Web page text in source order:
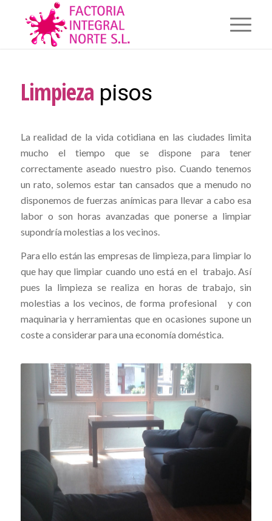
Limpieza pisos
La realidad de la vida cotidiana en las ciudades limita
mucho el tiempo que se dispone para tener
correctamente aseado nuestro piso. Cuando tenemos
un rato, solemos estar tan cansados que a menudo no
disponemos de fuerzas anímicas para llevar a cabo esa
labor o son horas avanzadas que ponerse a limpiar
supondría molestias a los vecinos.
Para ello están las empresas de limpieza, para limpiar lo
que hay que limpiar cuando uno está en el trabajo. Así
pues la limpieza se realiza en horas de trabajo, sin
molestias a los vecinos, de forma profesional y con
maquinaria y herramientas que en ocasiones supone un
coste a considerar para una economía doméstica.